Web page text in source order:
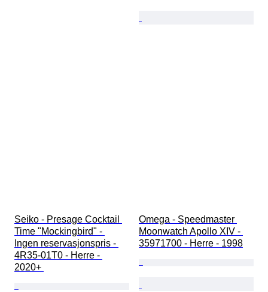
Seiko - Presage Cocktail
Time "Mockingbird" -
Ingen reservasjonspris -
4R35-01T0 - Herre -
2020+
Omega - Speedmaster
Moonwatch Apollo XIV -
35971700 - Herre - 1998